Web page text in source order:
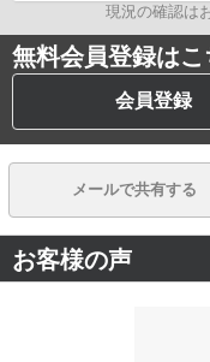
現況の確認は
無料会員登録はこ
会員登録
メールで共有する
お客様の声